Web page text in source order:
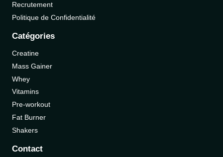
Recrutement
Politique de Confidentialité
Catégories
Creatine
Mass Gainer
Whey
Vitamins
Pre-workout
Fat Burner
Shakers
Contact